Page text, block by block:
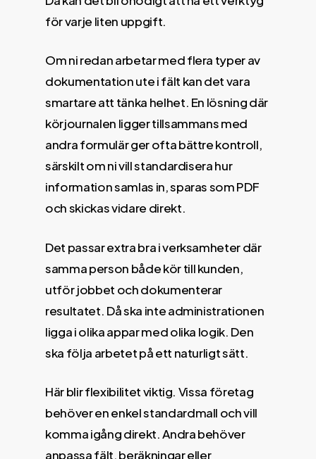
för varje liten uppgift.
Om ni redan arbetar med flera typer av
dokumentation ute i fält kan det vara
smartare att tänka helhet. En lösning där
körjournalen ligger tillsammans med
andra formulär ger ofta bättre kontroll,
särskilt om ni vill standardisera hur
information samlas in, sparas som PDF
och skickas vidare direkt.
Det passar extra bra i verksamheter där
samma person både kör till kunden,
utför jobbet och dokumenterar
resultatet. Då ska inte administrationen
ligga i olika appar med olika logik. Den
ska följa arbetet på ett naturligt sätt.
Här blir flexibilitet viktig. Vissa företag
behöver en enkel standardmall och vill
komma igång direkt. Andra behöver
anpassa fält, beräkningar eller